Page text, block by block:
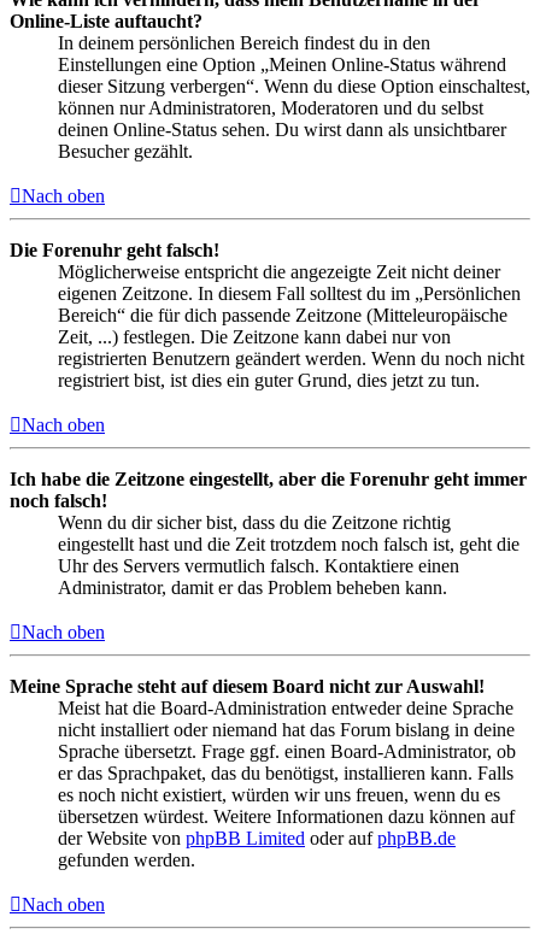
Online-Liste auftaucht?
In deinem persönlichen Bereich findest du in den
Einstellungen eine Option „Meinen Online-Status während
dieser Sitzung verbergen“. Wenn du diese Option einschaltest,
können nur Administratoren, Moderatoren und du selbst
deinen Online-Status sehen. Du wirst dann als unsichtbarer
Besucher gezählt.
Nach oben
Die Forenuhr geht falsch!
Möglicherweise entspricht die angezeigte Zeit nicht deiner
eigenen Zeitzone. In diesem Fall solltest du im „Persönlichen
Bereich“ die für dich passende Zeitzone (Mitteleuropäische
Zeit, ...) festlegen. Die Zeitzone kann dabei nur von
registrierten Benutzern geändert werden. Wenn du noch nicht
registriert bist, ist dies ein guter Grund, dies jetzt zu tun.
Nach oben
Ich habe die Zeitzone eingestellt, aber die Forenuhr geht immer
noch falsch!
Wenn du dir sicher bist, dass du die Zeitzone richtig
eingestellt hast und die Zeit trotzdem noch falsch ist, geht die
Uhr des Servers vermutlich falsch. Kontaktiere einen
Administrator, damit er das Problem beheben kann.
Nach oben
Meine Sprache steht auf diesem Board nicht zur Auswahl!
Meist hat die Board-Administration entweder deine Sprache
nicht installiert oder niemand hat das Forum bislang in deine
Sprache übersetzt. Frage ggf. einen Board-Administrator, ob
er das Sprachpaket, das du benötigst, installieren kann. Falls
es noch nicht existiert, würden wir uns freuen, wenn du es
übersetzen würdest. Weitere Informationen dazu können auf
der Website von phpBB Limited oder aufphpBB.de
gefunden werden.
Nach oben